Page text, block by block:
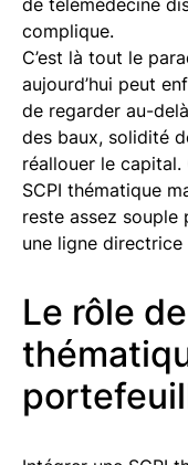
de télémédecine
complique.
C’est là tout le
aujourd’hui peut
de regarder au-
des baux, solidité
réallouer le
SCPI thématique
reste assez
une ligne directrice
Le rôle